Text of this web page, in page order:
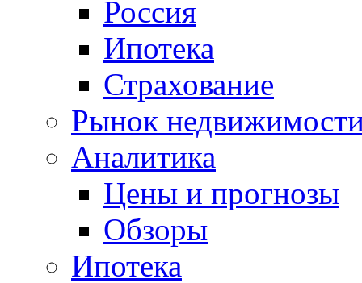
Россия
Ипотека
Страхование
Рынок
Аналитика
Цены и прогнозы
Обзоры
Ипотека